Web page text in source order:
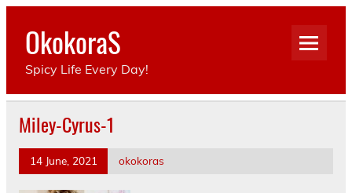
Skip
contentOkokoraS
Spicy Life Every Day!
Miley-Cyrus-1
14 June, 2021 okokoras